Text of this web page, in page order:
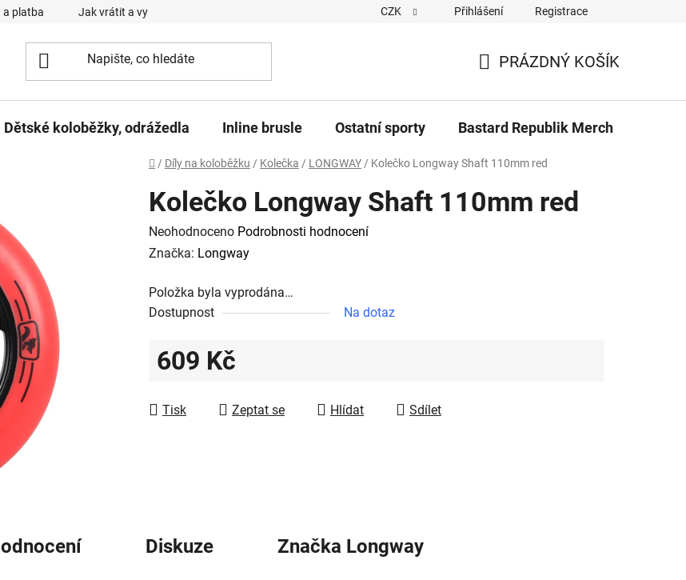
a platba Jak vrátit a vyměnit zboží Cookies Kontakty Napiště nám
CZK Přihlášení Registrace
KOŠÍK
PRÁZDNÝ KOŠÍK
Dětské koloběžky, odrážedla Inline brusle Ostatní sporty Bastard Republik Merch
Domů
/ Díly na koloběžku / Kolečka / LONGWAY / Kolečko Longway Shaft 110mm red
Kolečko Longway Shaft 110mm red
Průměrné
hodnocení
je
0,0
Neohodnoceno Podrobnosti hodnocení
Značka: Longway
Položka byla vyprodána…
Dostupnost
Na dotaz
609 Kč
Tisk
Zeptat se Hlídat Sdílet
Diskuze Značka Longway